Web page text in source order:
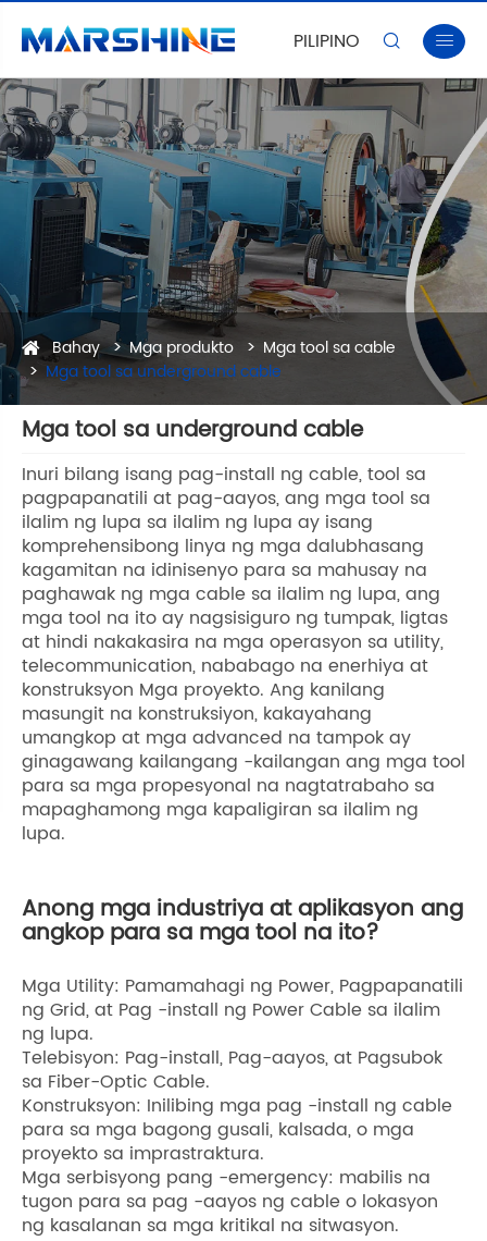
PILIPINO  
Bahay Mga produkto
Mga tool sa cable
Mga tool sa underground cable
Mga tool sa underground cable
Inuri bilang isang pag-install ng cable, tool sa
pagpapanatili at pag-aayos, ang mga tool sa
ilalim ng lupa sa ilalim ng lupa ay isang
komprehensibong linya ng mga dalubhasang
kagamitan na idinisenyo para sa mahusay na
paghawak ng mga cable sa ilalim ng lupa, ang
mga tool na ito ay nagsisiguro ng tumpak, ligtas
at hindi nakakasira na mga operasyon sa utility,
telecommunication, nababago na enerhiya at
konstruksyon Mga proyekto. Ang kanilang
masungit na konstruksiyon, kakayahang
umangkop at mga advanced na tampok ay
ginagawang kailangang -kailangan ang mga tool
para sa mga propesyonal na nagtatrabaho sa
mapaghamong mga kapaligiran sa ilalim ng
lupa.
Anong mga industriya at aplikasyon ang
angkop para sa mga tool na ito?
Mga Utility: Pamamahagi ng Power, Pagpapanatili
ng Grid, at Pag -install ng Power Cable sa ilalim
ng lupa.
Telebisyon: Pag-install, Pag-aayos, at Pagsubok
sa Fiber-Optic Cable.
Konstruksyon: Inilibing mga pag -install ng cable
para sa mga bagong gusali, kalsada, o mga
proyekto sa imprastraktura.
Mga serbisyong pang -emergency: mabilis na
tugon para sa pag -aayos ng cable o lokasyon
ng kasalanan sa mga kritikal na sitwasyon.